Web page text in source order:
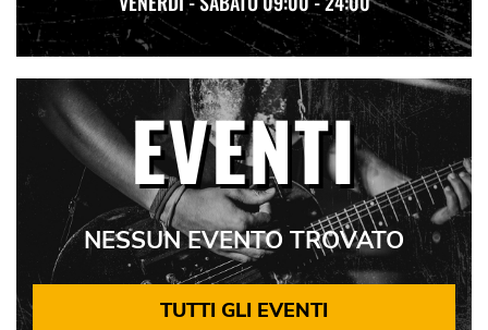
EVENTI
NESSUN EVENTO TROVATO
TUTTI GLI EVENTI